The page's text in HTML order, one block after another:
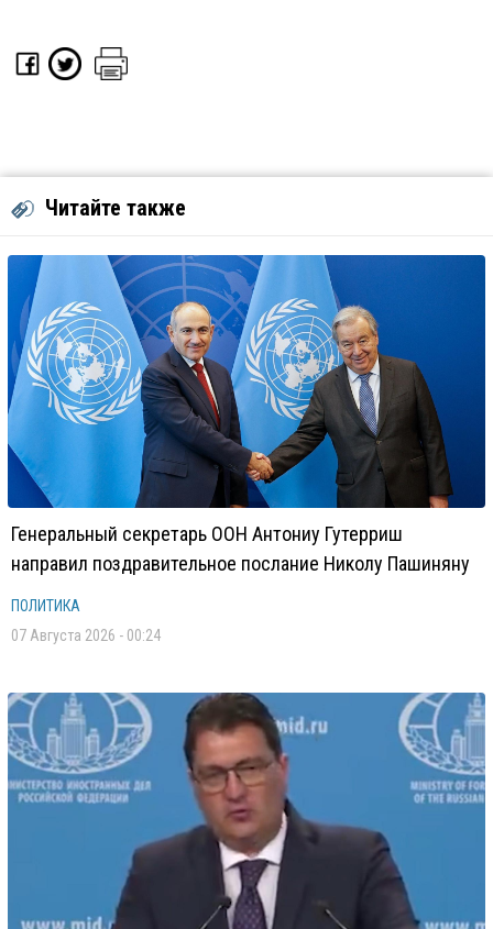
Читайте также
Генеральный секретарь ООН Антониу Гутерриш
направил поздравительное послание Николу Пашиняну
ПОЛИТИКА
07 Августа 2026 - 00:24